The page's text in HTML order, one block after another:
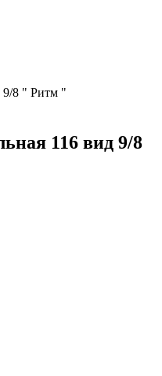
9/8 " Ритм "
116 вид 9/8